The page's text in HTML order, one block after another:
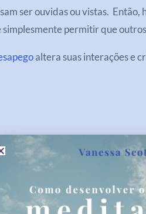
ser ouvidas ou vistas.
permitir que
altera suas interações e
e aprenda a deixar ir…